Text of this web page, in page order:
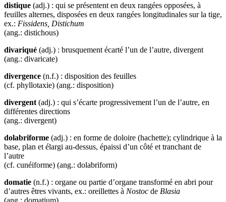
distique (adj.) : qui se présentent en deux rangées opposées, à
feuilles alternes, disposées en deux rangées longitudinales sur la tige,
ex.: Fissidens, Distichum
(ang.: distichous)
divariqué (adj.) : brusquement écarté l’un de l’autre, divergent
(ang.: divaricate)
divergence (n.f.) : disposition des feuilles
(cf. phyllotaxie) (ang.: disposition)
divergent (adj.) : qui s’écarte progressivement l’un de l’autre, en
différentes directions
(ang.: divergent)
dolabriforme (adj.) : en forme de doloire (hachette); cylindrique à la
base, plan et élargi au-dessus, épaissi d’un côté et tranchant de
l’autre
(cf. cunéiforme) (ang.: dolabriform)
domatie (n.f.) : organe ou partie d’organe transformé en abri pour
d’autres êtres vivants, ex.: oreillettes à Nostoc de Blasia
(ang.: domatium)